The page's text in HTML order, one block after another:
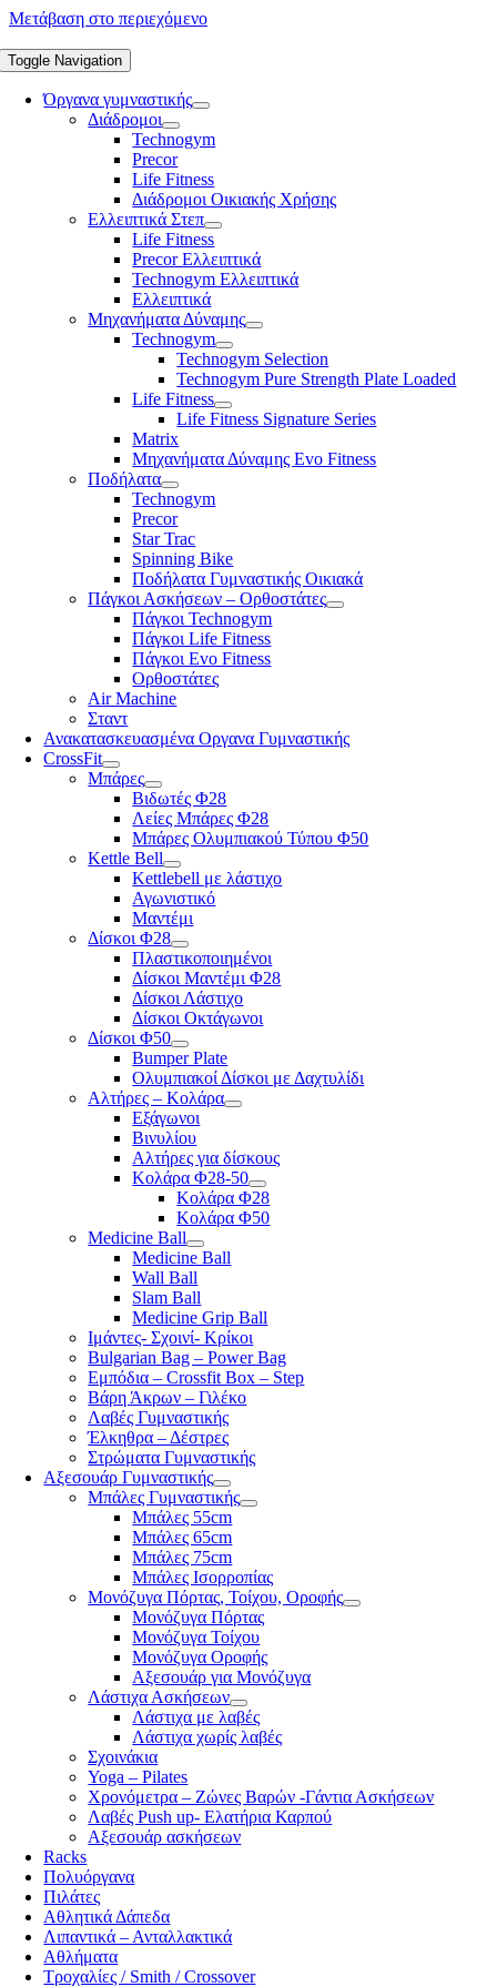
Μετάβαση στο περιεχόμενο
Toggle Navigation
Όργανα γυμναστικής
Διάδρομοι
Technogym
Precor
Life Fitness
Διάδρομοι Οικιακής Χρήσης
Ελλειπτικά Στεπ
Life Fitness
Precor Ελλειπτικά
Technogym Ελλειπτικά
Ελλειπτικά
Μηχανήματα Δύναμης
Technogym
Technogym Selection
Technogym Pure Strength Plate Loaded
Life Fitness
Life Fitness Signature Series
Matrix
Μηχανήματα Δύναμης Evo Fitness
Ποδήλατα
Technogym
Precor
Star Trac
Spinning Bike
Ποδήλατα Γυμναστικής Οικιακά
Πάγκοι Ασκήσεων – Ορθοστάτες
Πάγκοι Technogym
Πάγκοι Life Fitness
Πάγκοι Evo Fitness
Ορθοστάτες
Air Machine
Σταντ
Ανακατασκευασμένα Οργανα Γυμναστικής
CrossFit
Μπάρες
Βιδωτές Φ28
Λείες Μπάρες Φ28
Μπάρες Ολυμπιακού Τύπου Φ50
Kettle Bell
Kettlebell με λάστιχο
Αγωνιστικό
Μαντέμι
Δίσκοι Φ28
Πλαστικοποιημένοι
Δίσκοι Μαντέμι Φ28
Δίσκοι Λάστιχο
Δίσκοι Οκτάγωνοι
Δίσκοι Φ50
Bumper Plate
Ολυμπιακοί Δίσκοι με Δαχτυλίδι
Αλτήρες – Κολάρα
Εξάγωνοι
Βινυλίου
Αλτήρες για δίσκους
Κολάρα Φ28-50
Κολάρα Φ28
Κολάρα Φ50
Medicine Ball
Medicine Ball
Wall Ball
Slam Ball
Medicine Grip Ball
Ιμάντες- Σχοινί- Κρίκοι
Bulgarian Bag – Power Bag
Εμπόδια – Crossfit Box – Step
Βάρη Άκρων – Γιλέκο
Λαβές Γυμναστικής
Έλκηθρα – Δέστρες
Στρώματα Γυμναστικής
Αξεσουάρ Γυμναστικής
Μπάλες Γυμναστικής
Μπάλες 55cm
Μπάλες 65cm
Μπάλες 75cm
Μπάλες Ισορροπίας
Μονόζυγα Πόρτας, Τοίχου, Οροφής
Μονόζυγα Πόρτας
Μονόζυγα Τοίχου
Μονόζυγα Οροφής
Αξεσουάρ για Μονόζυγα
Λάστιχα Ασκήσεων
Λάστιχα με λαβές
Λάστιχα χωρίς λαβές
Σχοινάκια
Yoga – Pilates
Χρονόμετρα – Ζώνες Βαρών -Γάντια Ασκήσεων
Λαβές Push up- Ελατήρια Καρπού
Αξεσουάρ ασκήσεων
Racks
Πολυόργανα
Πιλάτες
Αθλητικά Δάπεδα
Λιπαντικά – Ανταλλακτικά
Αθλήματα
Τροχαλίες / Smith / Crossover